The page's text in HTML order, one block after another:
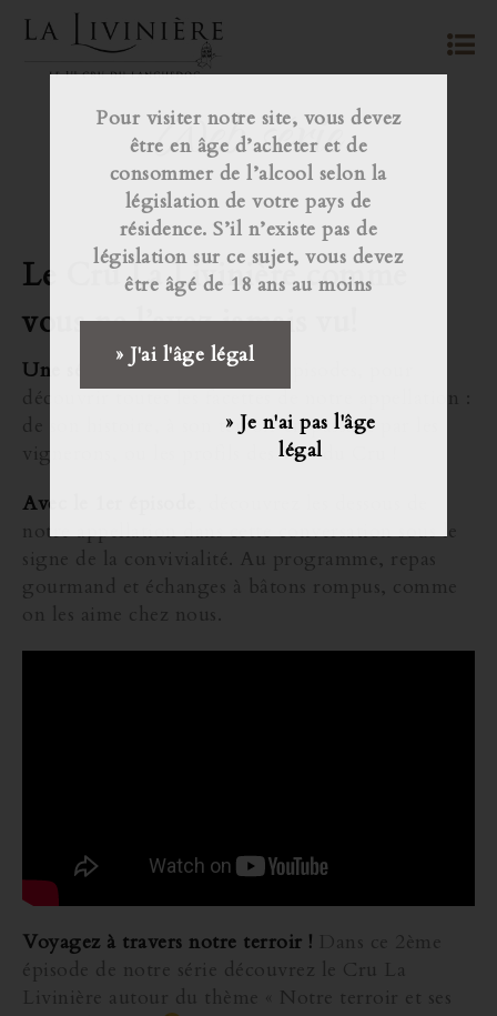
Pour visiter notre site, vous devez
être en âge d’acheter et de
consommer de l’alcool selon la
législation de votre pays de
résidence. S’il n’existe pas de
législation sur ce sujet, vous devez
être âgé de 18 ans au moins
» J'ai l'âge légal
» Je n'ai pas l'âge
légal
Web série
Le Cru La Livinière comme
vous ne l’avez jamais vu!
Une série « La Lavineira », 5 épisodes, pour
découvrir toutes les facettes de notre appellation :
de son histoire, à son terroir en passant par les
vignerons, ou les profils des vins du Cru !
Avec le 1er épisode
notre appellation dans cette conversation sous le
signe de la convivialité. Au programme, repas
gourmand et échanges à bâtons rompus, comme
on les aime chez nous.
Voyagez à travers notre terroir ! Dans ce 2ème
épisode de notre série découvrez le Cru La
Livinière autour du thème « Notre terroir et ses